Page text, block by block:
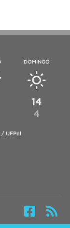
DOMINGO
14
4
/ UFPel